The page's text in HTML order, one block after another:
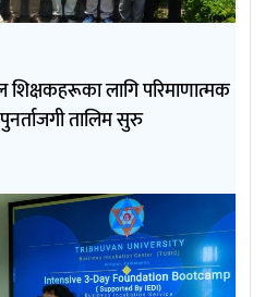
शिक्षकहरूका लागि परिमाणात्मक
तालिम सुरु